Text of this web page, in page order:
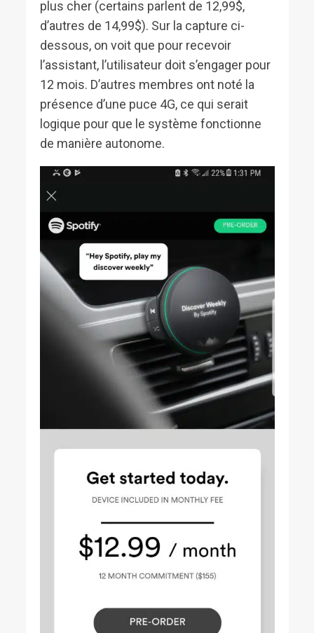
plus cher (certains parlent de 12,99$,
d’autres de 14,99$). Sur la capture ci-
dessous, on voit que pour recevoir
l’assistant, l’utilisateur doit s’engager pour
12 mois. D’autres membres ont noté la
présence d’une puce 4G, ce qui serait
logique pour que le système fonctionne
de manière autonome.